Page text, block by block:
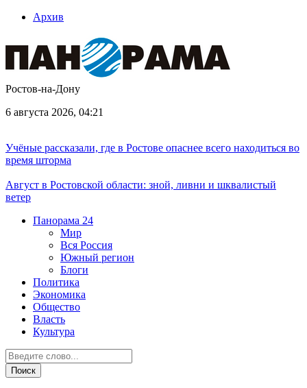
Архив
Ростов-на-Дону
6 августа 2026, 04:21
Учёные рассказали, где в Ростове опаснее всего находиться во
время шторма
Август в Ростовской области: зной, ливни и шквалистый
ветер
Панорама 24
Мир
Вся Россия
Южный регион
Блоги
Политика
Экономика
Общество
Власть
Культура